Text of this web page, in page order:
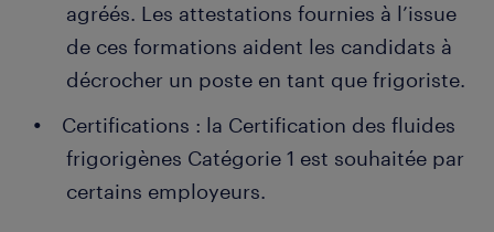
agréés. Les attestations fournies à l’issue
de ces formations aident les candidats à
décrocher un poste en tant que frigoriste.
Certifications : la Certification des fluides
frigorigènes Catégorie 1 est souhaitée par
certains employeurs.